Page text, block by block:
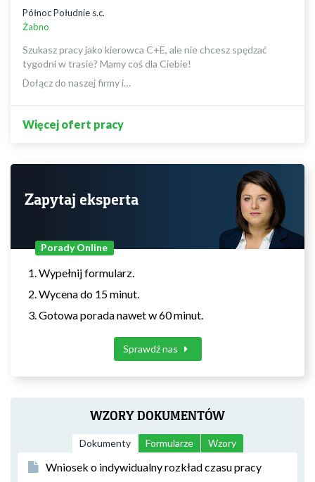
Północ Południe s.c.
Żabno
Szukasz pracy jako kierowca C+E, ale nie chcesz spędzać
tygodni w trasie? Mamy coś dla Ciebie!
Dołącz do naszej firmy i…
Więcej ofert pracy
Zapytaj eksperta
Porady Online
Wypełnij formularz.
Wycena do 15 minut.
Gotowa porada nawet w 60 minut.
Sprawdź nas
WZORY DOKUMENTÓW
Dokumenty Formularze Wzory
Wniosek o indywidualny rozkład czasu pracy